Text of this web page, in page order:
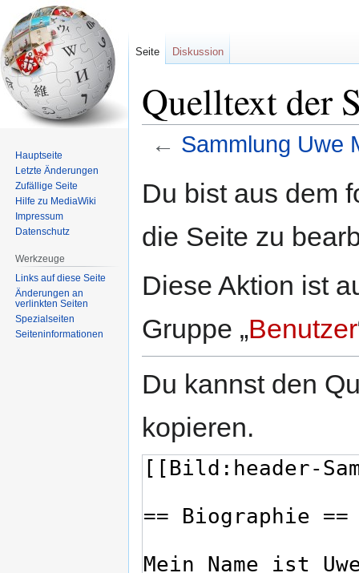
Quelltext der
← Sammlung Uwe
Navigation
Suche
Du bist aus dem
die Seite zu
Diese Aktion ist
Gruppe „Benutzer
Du kannst den
kopieren.
Seite Diskussion
Hauptseite
Letzte Änderungen
Zufällige Seite
Hilfe zu MediaWiki
Impressum
Datenschutz
Werkzeuge
Links auf diese Seite
Änderungen an
verlinkten Seiten
Spezialseiten
Seiten­informationen